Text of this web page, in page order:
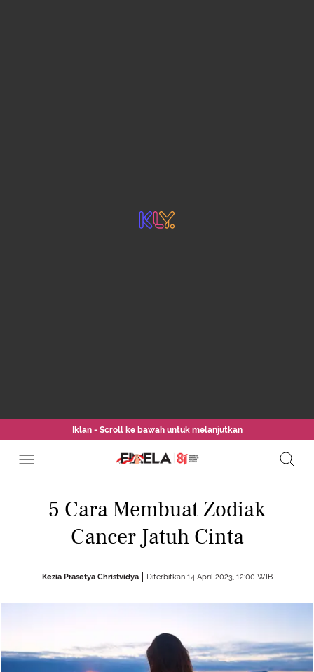
Iklan - Scroll ke bawah untuk melanjutkan
5 Cara Membuat Zodiak
Cancer Jatuh Cinta
Kezia Prasetya Christvidya Diterbitkan 14 April 2023, 12:00 WIB